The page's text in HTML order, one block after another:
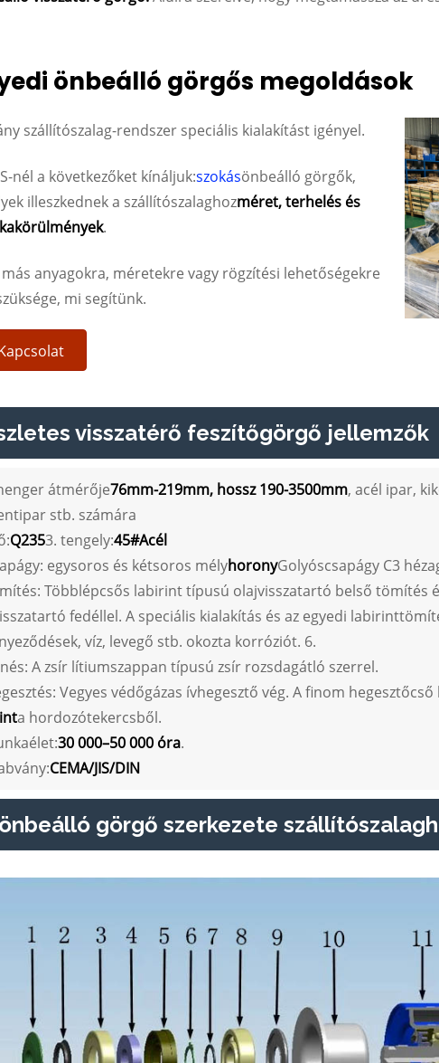
önbeálló görgős megoldások
szállítószalag-rendszer speciális kialakítást igényel.
nél a következőket kínáljuk:szokásönbeálló görgők,
illeszkednek a szállítószalaghozméret, terhelés és
.
anyagokra, méretekre vagy rögzítési lehetőségekre
mi segítünk.
visszatérő feszítőgörgő jellemzők
átmérője76mm-219mm, hossz 190-3500mm, acél ipar,
stb. számára
Q2353. tengely:45#Acél
egysoros és kétsoros mélyhoronyGolyóscsapágy C3
Többlépcsős labirint típusú olajvisszatartó belső tömítés
fedéllel. A speciális kialakítás és az egyedi
víz, levegő stb. okozta korróziót. 6.
A zsír lítiumszappan típusú zsír rozsdagátló szerrel.
Vegyes védőgázas ívhegesztő vég. A finom
a hordozótekercsből.
30 000–50 000 óra.
CEMA/JIS/DIN
görgő szerkezete